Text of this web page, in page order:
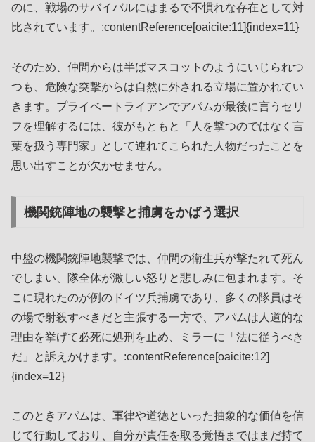
のに、戦場のサバイバルにはまるで不慣れな存在として対
比されています。:contentReference[oaicite:11]{index=11}
そのため、仲間からは半ばマスコットのようにいじられつ
つも、危険な突撃からは自然に外される立場に置かれてい
きます。プライベートライアンでアパムが最後に言うセリ
フを理解するには、彼がもともと「人を撃つのではなく言
葉を扱う専門家」として連れてこられた人物だったことを
思い出すことが欠かせません。
機関銃陣地の襲撃と捕虜をかばう選択
中盤の機関銃陣地襲撃では、仲間の衛生兵が撃たれて死ん
でしまい、隊全体が激しい怒りと悲しみに包まれます。そ
こに現れたのが例のドイツ兵捕虜であり、多くの隊員はそ
の場で射殺すべきだと主張する一方で、アパムは人道的な
理由を挙げて必死に処刑を止め、ミラーに「法に従うべき
だ」と訴えかけます。:contentReference[oaicite:12]
{index=12}
このときアパムは、軍律や道徳といった抽象的な価値を信
じて行動しており、自分が責任を取る覚悟まではまだ持て